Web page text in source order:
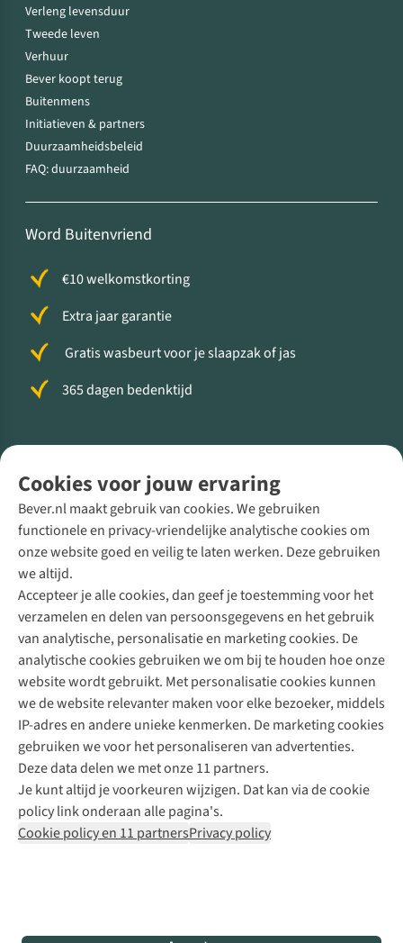
Cookies voor jouw ervaring
Bever.nl maakt gebruik van cookies. We gebruiken
functionele en privacy-vriendelijke analytische cookies om
onze website goed en veilig te laten werken. Deze gebruiken
we altijd.
Accepteer je alle cookies, dan geef je toestemming voor het
verzamelen en delen van persoonsgegevens en het gebruik
van analytische, personalisatie en marketing cookies. De
analytische cookies gebruiken we om bij te houden hoe onze
website wordt gebruikt. Met personalisatie cookies kunnen
we de website relevanter maken voor elke bezoeker, middels
IP-adres en andere unieke kenmerken. De marketing cookies
gebruiken we voor het personaliseren van advertenties.
Deze data delen we met onze 11 partners.
Je kunt altijd je voorkeuren wijzigen. Dat kan via de cookie
policy link onderaan alle pagina's.
Cookie policy en 11 partnersPrivacy policy
Verleng levensduur
Tweede leven
Verhuur
Bever koopt terug
Buitenmens
Initiatieven & partners
Duurzaamheidsbeleid
FAQ: duurzaamheid
Word Buitenvriend
€10 welkomstkorting
Extra jaar garantie
Gratis wasbeurt voor je slaapzak of jas
365 dagen bedenktijd
Direct advies van een Buitenexpert
+31 (0)85 888 50 88
+31 6 12 28 49 80
Contactformulier